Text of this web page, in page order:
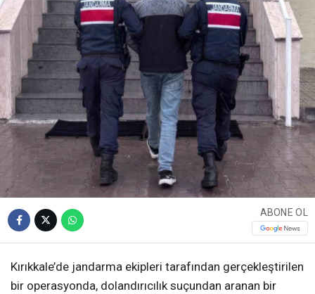
ABONE OL
Kırıkkale’de jandarma ekipleri tarafından gerçekleştirilen
bir operasyonda, dolandırıcılık suçundan aranan bir